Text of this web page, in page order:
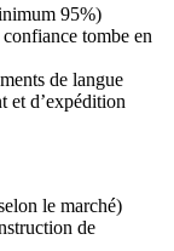
95%)
tombe en
de langue
et d’expédition
le marché)
de